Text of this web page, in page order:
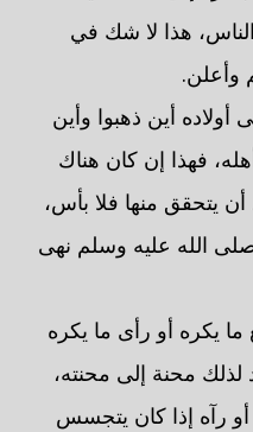
هذا لا شك في
وأعلن.
أولاده أين ذهبوا وأين
فهذا إن كان هناك
يتحقق منها فلا بأس،
الله عليه وسلم نهى
يكره أو رأى ما يكره
لذلك محنة إلى محنته،
رآه إذا كان يتجسس